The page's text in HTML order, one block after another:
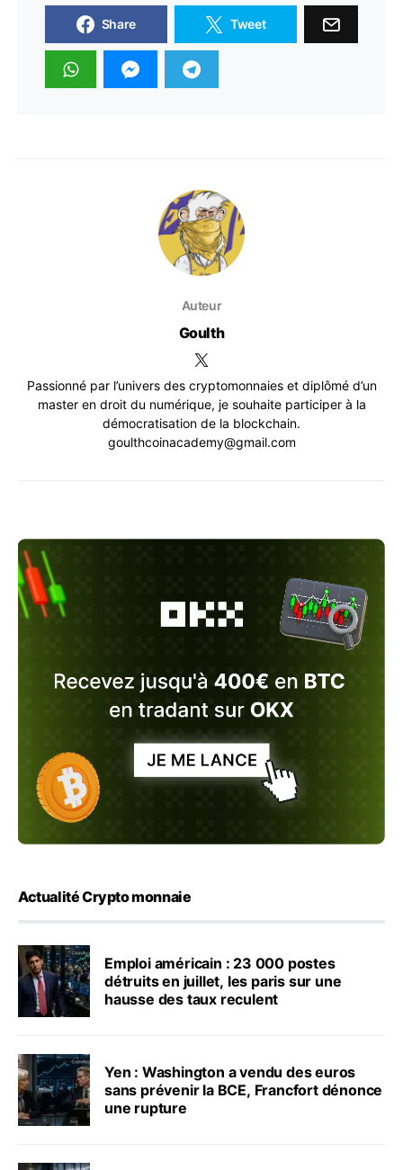
Share Tweet
Auteur
Goulth
Passionné par l’univers des cryptomonnaies et diplômé d’un
master en droit du numérique, je souhaite participer à la
démocratisation de la blockchain.
goulthcoinacademy@gmail.com
Actualité Crypto monnaie
Emploi américain : 23 000 postes
détruits en juillet, les paris sur une
hausse des taux reculent
Yen : Washington a vendu des euros
sans prévenir la BCE, Francfort dénonce
une rupture